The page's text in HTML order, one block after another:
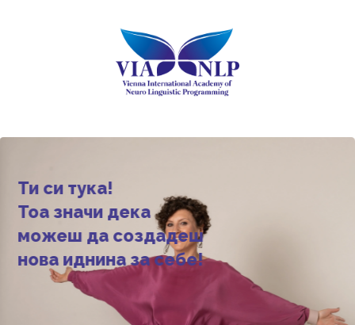
Ти си тука!
Тоа значи дека
можеш да создадеш
нова иднина за себе!